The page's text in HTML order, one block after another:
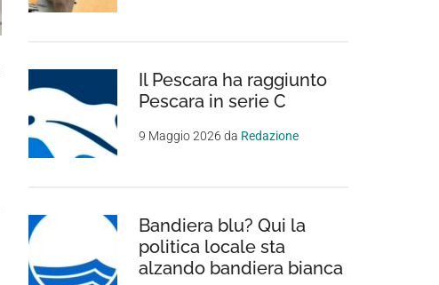
Il Pescara ha raggiunto
Pescara in serie C
9 Maggio 2026 da Redazione
Bandiera blu? Qui la
politica locale sta
alzando bandiera bianca